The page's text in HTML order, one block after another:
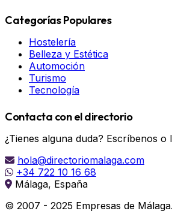
Categorías Populares
Hostelería
Belleza y Estética
Automoción
Turismo
Tecnología
Contacta con el directorio
¿Tienes alguna duda? Escríbenos
hola@directoriomalaga.com
+34 722 10 16 68
Málaga, España
© 2007 - 2025 Empresas de